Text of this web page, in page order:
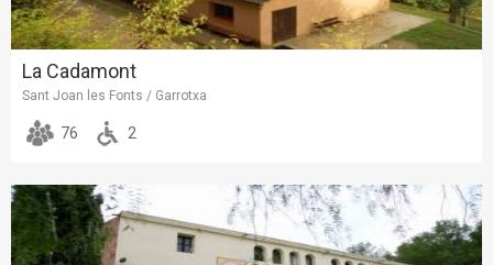
La Cadamont
Sant Joan les Fonts / Garrotxa
76 2